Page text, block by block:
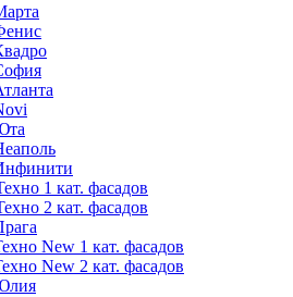
1 кат. фасадов
2 кат. фасадов
New 1 кат. фасадов
New 2 кат. фасадов